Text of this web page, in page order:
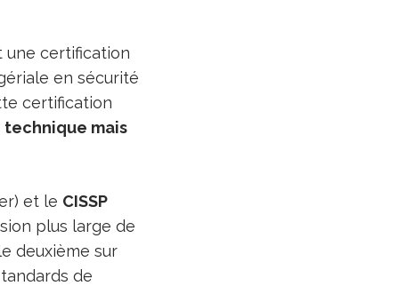
une certification
en sécurité
certification
mais
et le CISSP
plus large de
deuxième sur
de